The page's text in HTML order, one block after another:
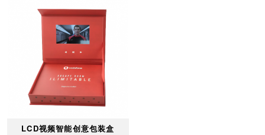
LCD视频智能创意包装盒